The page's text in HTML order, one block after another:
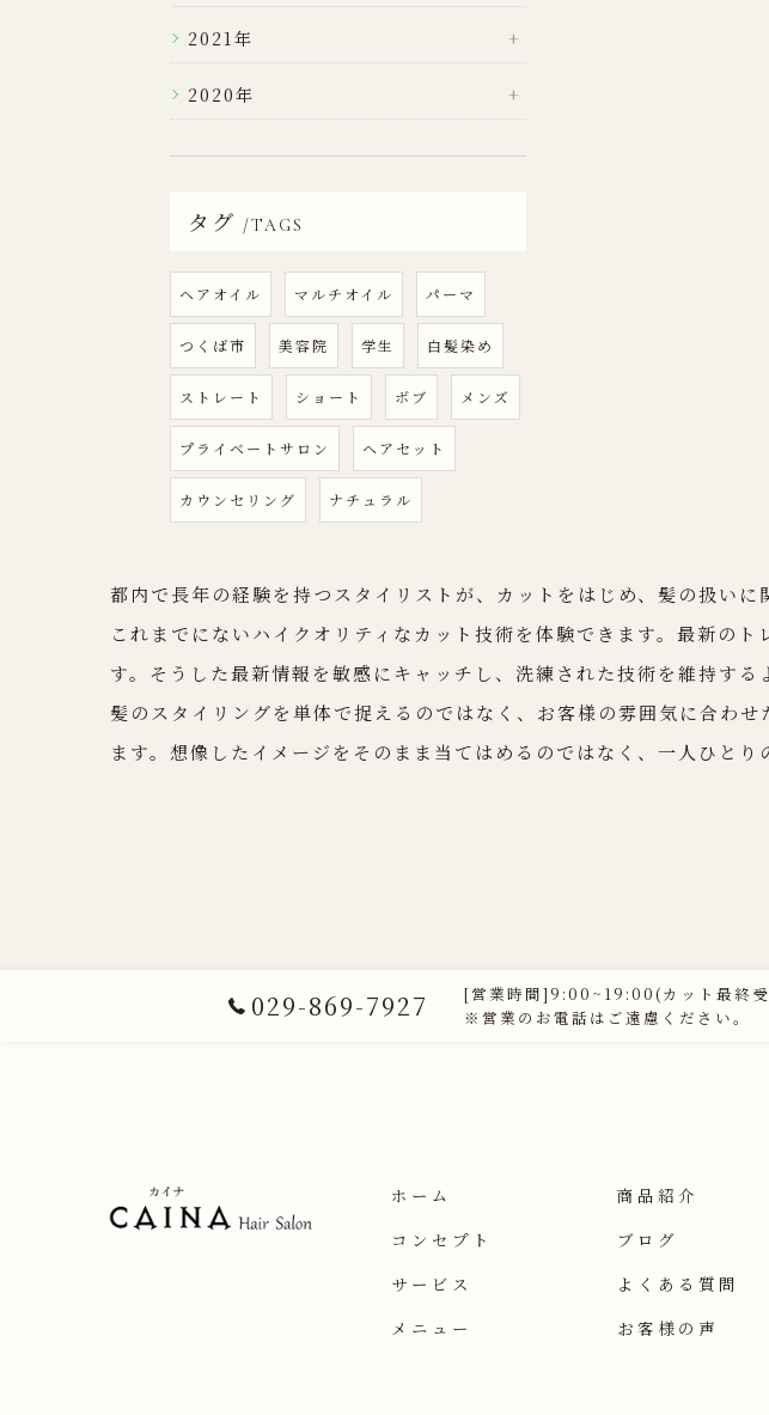
2021年
2020年
タグ TAGS
ヘアオイル マルチオイル パーマ
つくば市 美容院 学生 白髪染め
ストレート ショート ボブ メンズ
プライベートサロン ヘアセット
カウンセリング ナチュラル
都内で長年の経験を持つスタイリストが、カットをはじめ、髪の扱い
これまでにないハイクオリティなカット技術を体験できます。最新の
す。そうした最新情報を敏感にキャッチし、洗練された技術を維持する
髪のスタイリングを単体で捉えるのではなく、お客様の雰囲気に合わ
ます。想像したイメージをそのまま当てはめるのではなく、一人ひと
029-869-7927
[営業時間]9:00~19:00(カット最終
※営業のお電話はご遠慮ください。
ホーム
コンセプト
サービス
メニュー
商品紹介
ブログ
よくある質問
お客様の声